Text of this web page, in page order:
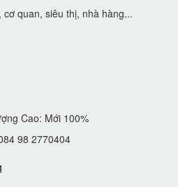
quan, siêu thị, nhà hàng...
Cao: Mới 100%
98 2770404